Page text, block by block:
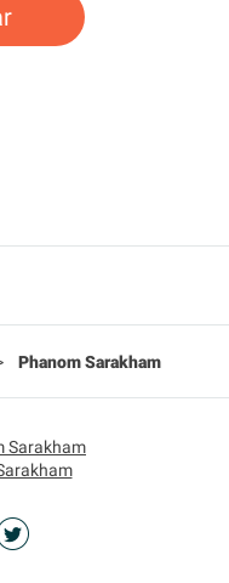
Phanom Sarakham
Sarakham